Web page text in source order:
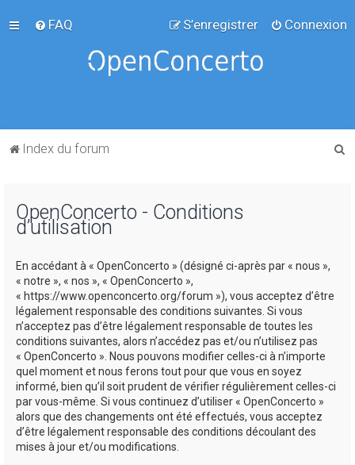
FAQ Connexion
S’enregistrer
Index du forum
OpenConcerto - Conditions
d’utilisation
En accédant à « OpenConcerto » (désigné ci-après par « nous »,
« notre », « nos », « OpenConcerto »,
« https://www.openconcerto.org/forum »), vous acceptez d’être
légalement responsable des conditions suivantes. Si vous
n’acceptez pas d’être légalement responsable de toutes les
conditions suivantes, alors n’accédez pas et/ou n’utilisez pas
« OpenConcerto ». Nous pouvons modifier celles-ci à n’importe
quel moment et nous ferons tout pour que vous en soyez
informé, bien qu’il soit prudent de vérifier régulièrement celles-ci
par vous-même. Si vous continuez d’utiliser « OpenConcerto »
alors que des changements ont été effectués, vous acceptez
d’être légalement responsable des conditions découlant des
mises à jour et/ou modifications.